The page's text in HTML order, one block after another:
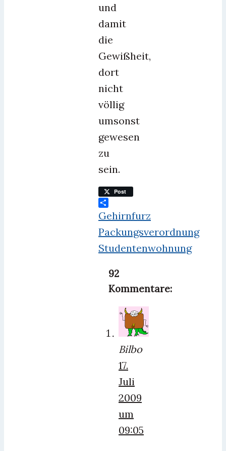
und
damit
die
Gewißheit,
dort
nicht
völlig
umsonst
gewesen
zu
sein.
Post
Teilen
Gehirnfurz
Packungsverordnung
Studentenwohnung
92
Kommentare:
Bilbo
17.
Juli
2009
um
09:05